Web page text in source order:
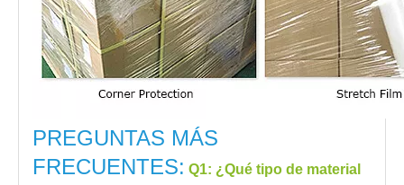
PREGUNTAS MÁS
FRECUENTES: Q1: ¿Qué tipo de material